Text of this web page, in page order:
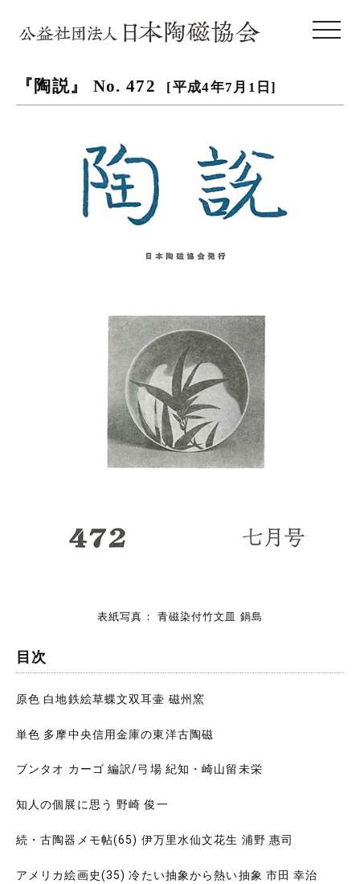
toggle
『陶説』 No. 472 [平成4年7月1日]
表紙写真： 青磁染付竹文皿 鍋島
目次
原色 白地鉄絵草蝶文双耳壷 磁州窯
単色 多摩中央信用金庫の東洋古陶磁
ブンタオ カーゴ 編訳/弓場 紀知・崎山留未栄
知人の個展に思う 野崎 俊一
続・古陶器メモ帖(65) 伊万里水仙文花生 浦野 惠司
アメリカ絵画史(35) 冷たい抽象から熱い抽象 市田 幸治